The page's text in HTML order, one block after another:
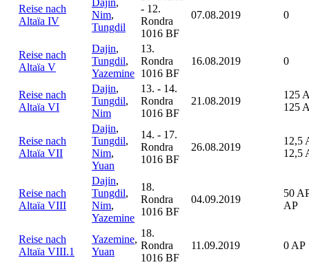
Reise nach
Altaïa IV
Nim,
Tungdil
- 12.
Rondra
1016 BF
07.08.2019 0
Reise nach
Altaïa V
Dajin,
Tungdil,
Yazemine
13.
Rondra
1016 BF
16.08.2019 0
Reise nach
Altaïa VI
Dajin,
Tungdil,
Nim
13. - 14.
Rondra
1016 BF
21.08.2019
125
125
Reise nach
Altaïa VII
Dajin,
Tungdil,
Nim,
Yuan
14. - 17.
Rondra
1016 BF
26.08.2019
12,5
12,5
Reise nach
Altaïa VIII
Dajin,
Tungdil,
Nim,
Yazemine
18.
Rondra
1016 BF
04.09.2019
50
AP
Reise nach
Altaïa VIII.1
Yazemine,
Yuan
18.
Rondra
1016 BF
11.09.2019 0 AP